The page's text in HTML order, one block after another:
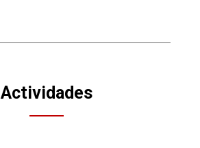
Actividades